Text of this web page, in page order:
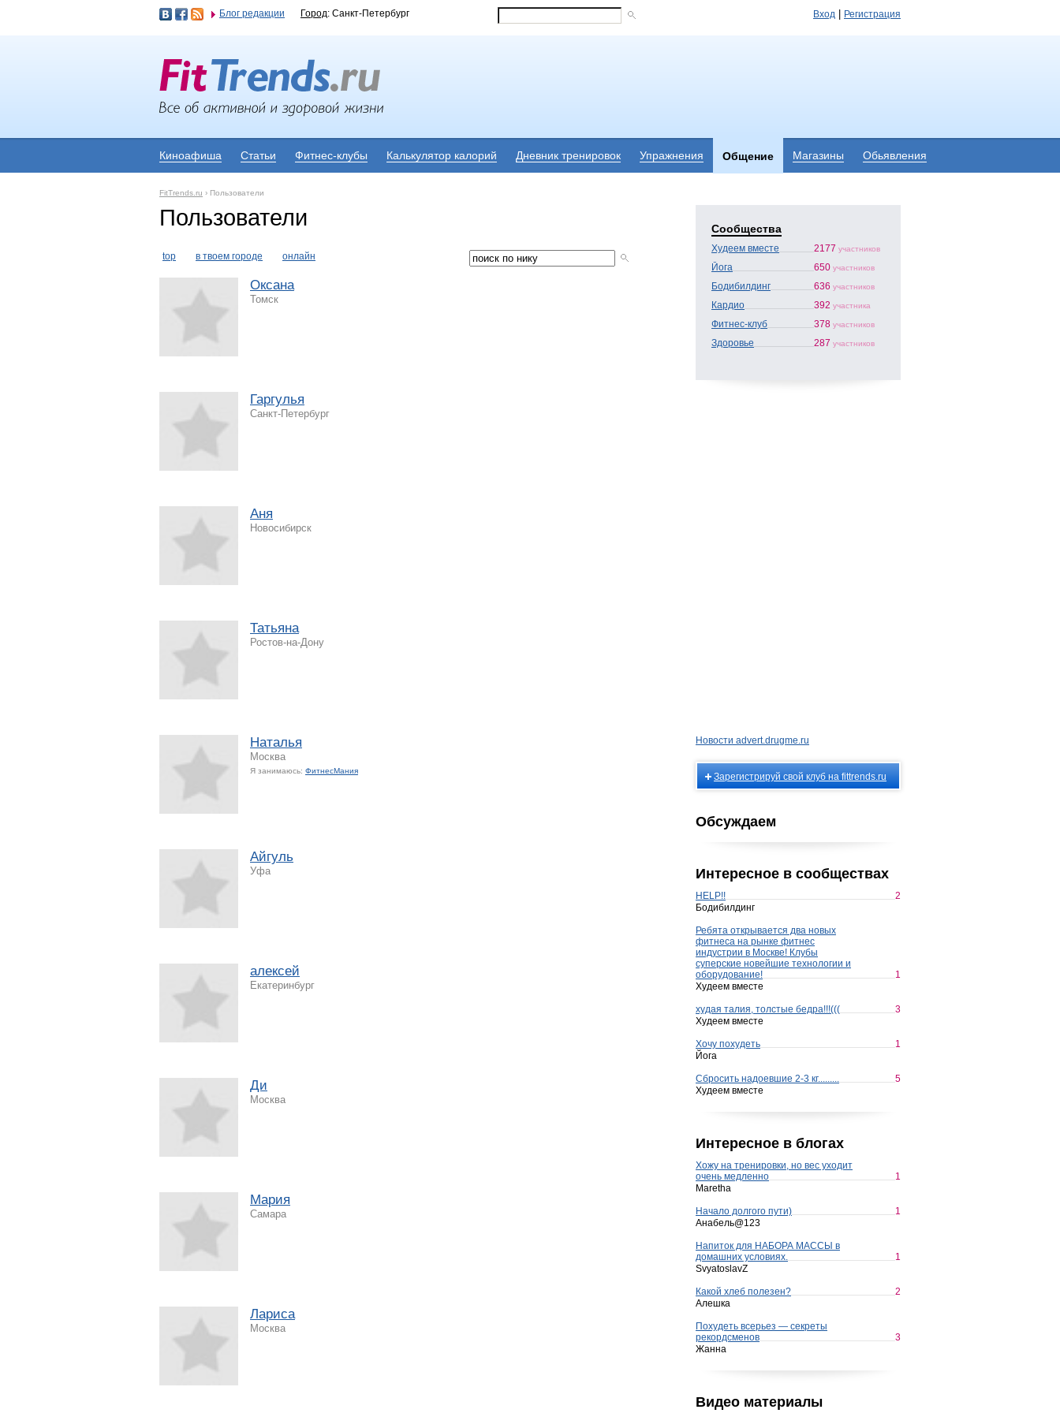
Блог редакции Город: Санкт-Петербург Вход Регистрация
Киноафиша Статьи Фитнес-клубы Калькулятор калорий Дневник тренировок Упражнения Общение Магазины Обьявления
FitTrends.ru › Пользователи
Пользователи
top в твоем городе онлайн
Оксана
Томск
Гаргулья
Санкт-Петербург
Аня
Новосибирск
Татьяна
Ростов-на-Дону
Наталья
Москва
Я занимаюсь: ФитнесМания
Айгуль
Уфа
алексей
Екатеринбург
Ди
Москва
Мария
Самара
Лариса
Москва
Сообщества
Худеем вместе 2177 участников
Йога 650 участников
Бодибилдинг 636 участников
Кардио 392 участника
Фитнес-клуб 378 участников
Здоровье 287 участников
Новости advert.drugme.ru
Зарегистрируй свой клуб на fittrends.ru
Обсуждаем
Интересное в сообществах
HELP!!
2
Бодибилдинг
Ребята открывается два новых
фитнеса на рынке фитнес
индустрии в Москве! Клубы
суперские новейшие технологии и
оборудование!
1
Худеем вместе
худая талия, толстые бедра!!!(((
3
Худеем вместе
Хочу похудеть
1
Йога
Сбросить надоевшие 2-3 кг.........
5
Худеем вместе
Интересное в блогах
Хожу на тренировки, но вес уходит
очень медленно
1
Maretha
Начало долгого пути)
1
Анабель@123
Напиток для НАБОРА МАССЫ в
домашних условиях.
1
SvyatoslavZ
Какой хлеб полезен?
2
Алешка
Похудеть всерьез — секреты
рекордсменов
3
Жанна
Видео материалы